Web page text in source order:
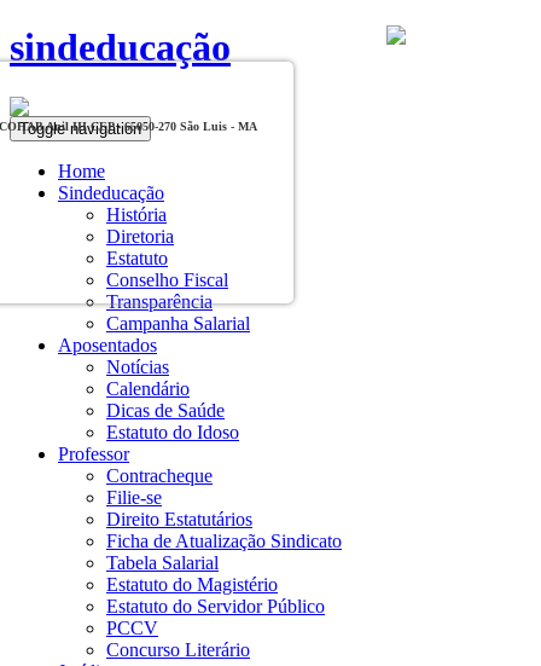
sindeducação
Toggle navigation
Home
Sindeducação
História
Diretoria
Estatuto
Conselho Fiscal
Transparência
Campanha Salarial
Aposentados
Notícias
Calendário
Dicas de Saúde
Estatuto do Idoso
Professor
Contracheque
Filie-se
Direito Estatutários
Ficha de Atualização Sindicato
Tabela Salarial
Estatuto do Magistério
Estatuto do Servidor Público
PCCV
Concurso Literário
COHAB Anil III CEP - 65050-270 São Luis - MA